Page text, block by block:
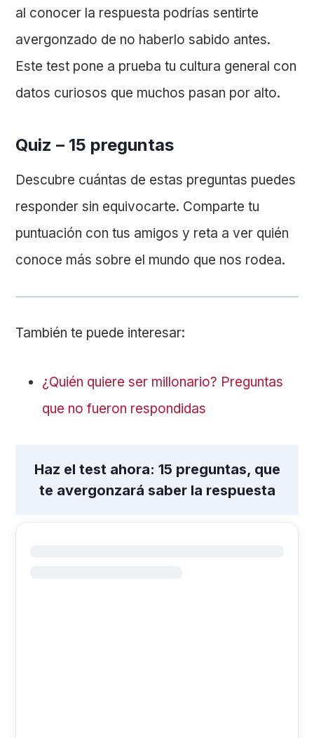
al conocer la respuesta podrías sentirte
avergonzado de no haberlo sabido antes.
Este test pone a prueba tu cultura general con
datos curiosos que muchos pasan por alto.
Quiz – 15 preguntas
Descubre cuántas de estas preguntas puedes
responder sin equivocarte. Comparte tu
puntuación con tus amigos y reta a ver quién
conoce más sobre el mundo que nos rodea.
También te puede interesar:
¿Quién quiere ser millonario? Preguntas
que no fueron respondidas
Haz el test ahora: 15 preguntas, que
te avergonzará saber la respuesta